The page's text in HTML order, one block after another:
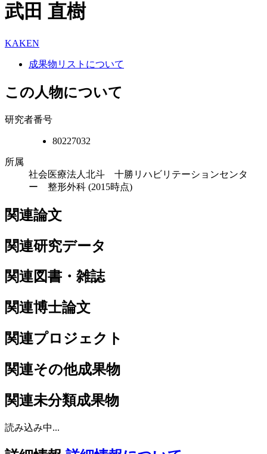
武田 直樹
KAKEN
成果物リストについて
この人物について
研究者番号
80227032
所属
社会医療法人北斗 十勝リハビリテーションセンタ
ー 整形外科 (2015時点)
関連論文
関連研究データ
関連図書・雑誌
関連博士論文
関連プロジェクト
関連その他成果物
関連未分類成果物
読み込み中...